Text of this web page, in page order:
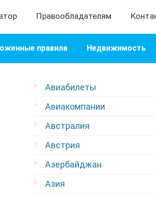
Правообладателям
правила Недвижимость
Авиабилеты
Авиакомпании
Австралия
Австрия
Азербайджан
Азия